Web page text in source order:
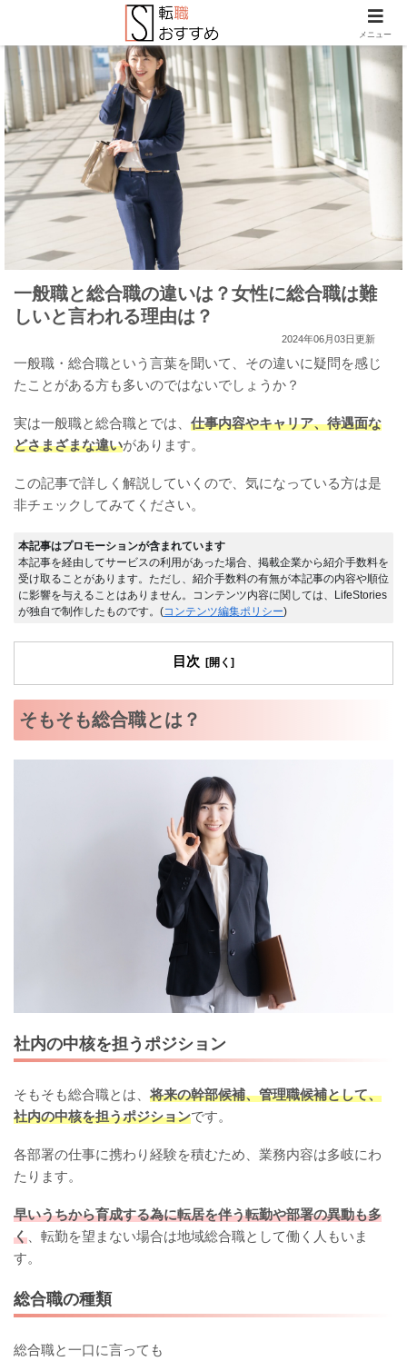
一般職と総合職の違いは？女性に総合職は難
しいと言われる理由は？
2024年06月03日更新
一般職・総合職という言葉を聞いて、その違いに疑問を感じ
たことがある方も多いのではないでしょうか？
実は一般職と総合職とでは、 仕事内容やキャリア、待遇面な
どさまざまな違いがあります。
この記事で詳しく解説していくので、気になっている方は是
非チェックしてみてください。
本記事はプロモーションが含まれています
本記事を経由してサービスの利用があった場合、掲載企業から紹介手数料を
受け取ることがあります。ただし、紹介手数料の有無が本記事の内容や順位
に影響を与えることはありません。コンテンツ内容に関しては、LifeStories
が独自で制作したものです。(コンテンツ編集ポリシー)
目次
そもそも総合職とは？
社内の中核を担うポジション
そもそも総合職とは、 将来の幹部候補、管理職候補として、
社内の中核を担うポジションです。
各部署の仕事に携わり経験を積むため、業務内容は多岐にわ
たります。
早いうちから育成する為に転居を伴う転勤や部署の異動も多
く 、転勤を望まない場合は地域総合職として働く人もいま
す。
総合職の種類
総合職と一口に言っても
メニュー